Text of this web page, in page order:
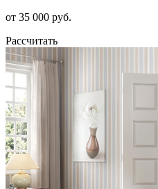
от 35 000 руб.
Рассчитать